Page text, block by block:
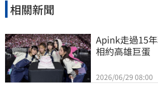
相關新聞
Apink走過15
相約高雄巨蛋
2026/06/29 08:00